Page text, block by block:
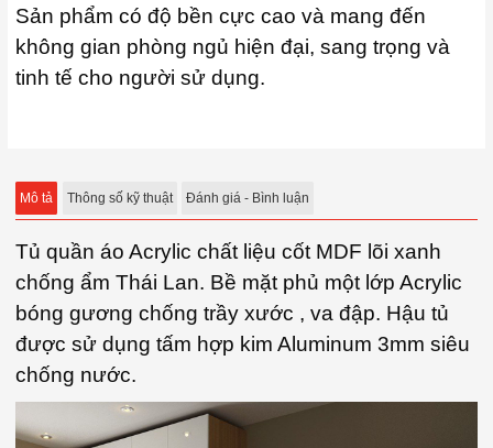
Sản phẩm có độ bền cực cao và mang đến
không gian phòng ngủ hiện đại, sang trọng và
tinh tế cho người sử dụng.
Mô tả Thông số kỹ thuật Đánh giá - Bình luận
Tủ quần áo Acrylic chất liệu cốt MDF lõi xanh
chống ẩm Thái Lan. Bề mặt phủ một lớp Acrylic
bóng gương chống trầy xước , va đập. Hậu tủ
được sử dụng tấm hợp kim Aluminum 3mm siêu
chống nước.